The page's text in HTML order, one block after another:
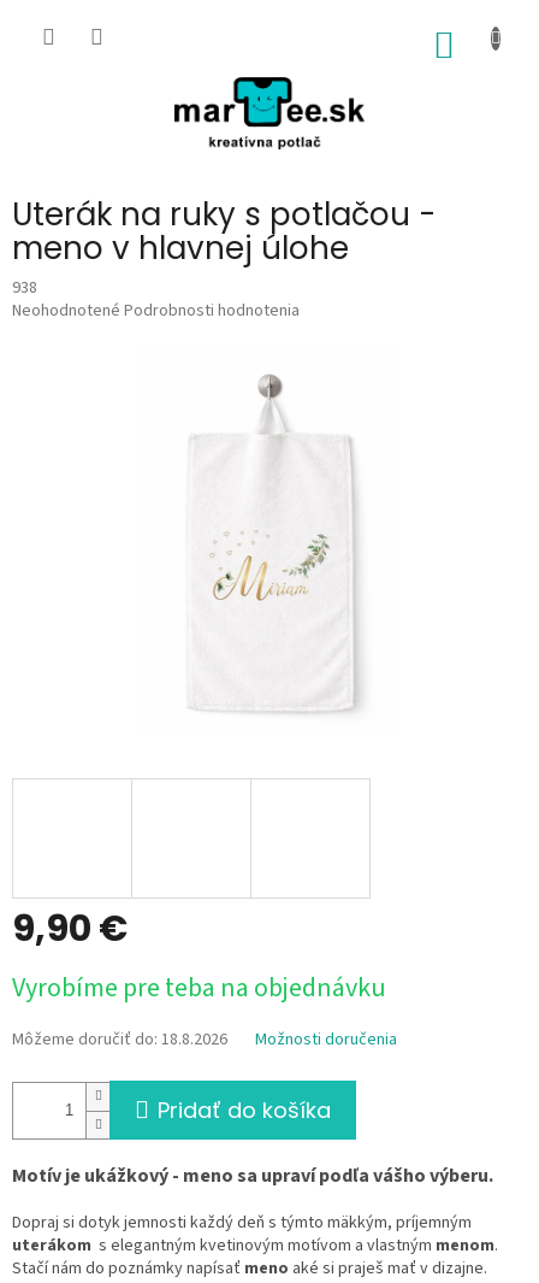
Uterák na ruky s potlačou -
meno v hlavnej úlohe
938
Priemerné
Neohodnotené Podrobnosti hodnotenia
9,90 €
cena:
Vyrobíme pre teba na objednávku
Môžeme doručiť do: 18.8.2026 Možnosti doručenia
Pridať do košíka
Motív je ukážkový - meno sa upraví podľa vášho výberu.
Dopraj si dotyk jemnosti každý deň s týmto mäkkým, príjemným
uterákom s elegantným kvetinovým motívom a vlastným menom.
Stačí nám do poznámky napísať meno aké si praješ mať v dizajne.